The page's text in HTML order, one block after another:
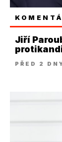
Jiří
PŘED 2